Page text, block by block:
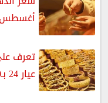
أغسطس 2026
تعرف
عيار 24 بـ6480 جنيها